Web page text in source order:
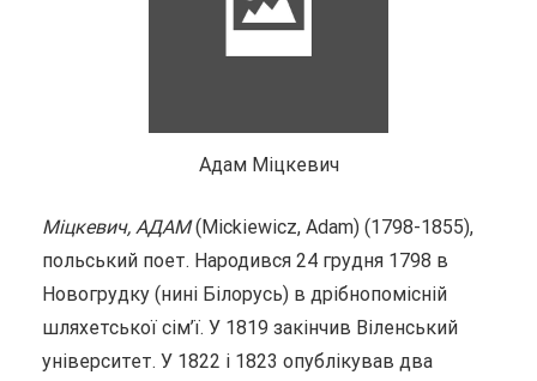
Адам Міцкевич
Міцкевич, АДАМ(Mickiewicz, Adam) (1798-1855),
польський поет. Народився 24 грудня 1798 в
Новогрудку (нині Білорусь) в дрібнопомісній
шляхетської сім’ї. У 1819 закінчив Віленський
університет. У 1822 і 1823 опублікував два